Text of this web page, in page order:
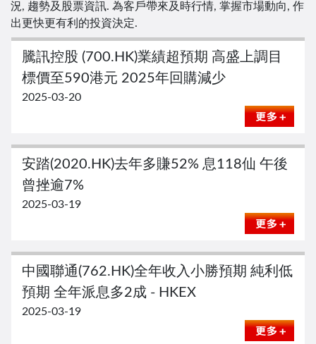
繁體
简体
Facebook
況, 趨勢及股票資訊. 為客戶帶來及時行情, 掌握市場動向, 作
出更快更有利的投資決定.
騰訊控股 (700.HK)業績超預期 高盛上調目
標價至590港元 2025年回購減少
2025-03-20
安踏(2020.HK)去年多賺52% 息118仙 午後
曾挫逾7%
2025-03-19
中國聯通(762.HK)全年收入小勝預期 純利低
預期 全年派息多2成 - HKEX
2025-03-19